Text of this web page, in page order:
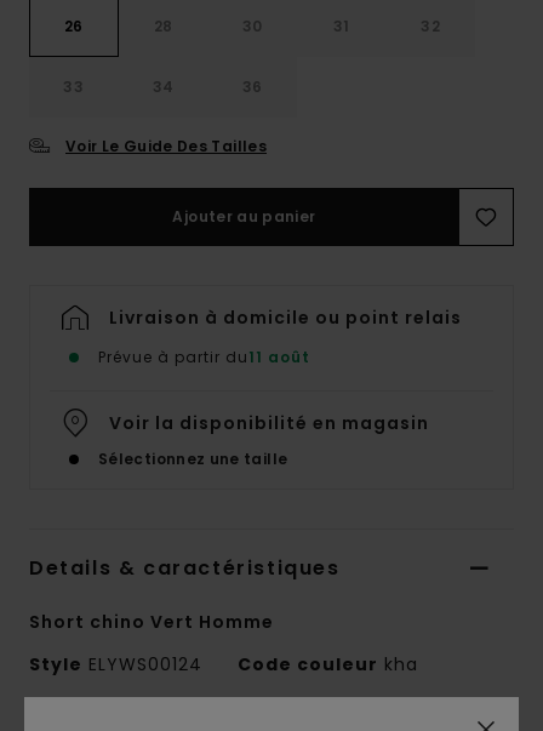
26 28 30 31 32
33 34 36
Voir Le Guide Des Tailles
Ajouter au panier
Livraison à domicile ou point relais
Prévue à partir du11 août
Voir la disponibilité en magasin
Sélectionnez une taille
Details & caractéristiques
Short chino Vert Homme
Style ELYWS00124 Code couleur kha